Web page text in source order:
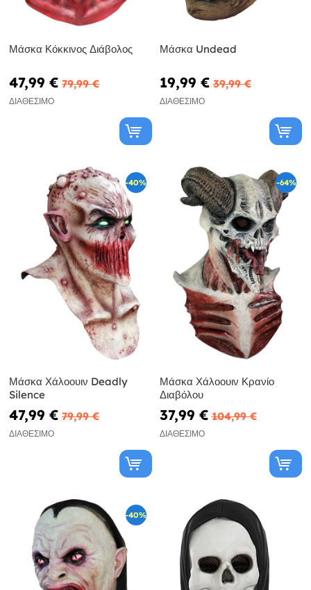
Μάσκα Κόκκινος Διάβολος
47,99 € 79,99 €
ΔΙΑΘΈΣΙΜΟ
Μάσκα Undead
19,99 € 39,99 €
ΔΙΑΘΈΣΙΜΟ
-40%
Μάσκα Χάλοουιν Deadly
Silence
47,99 € 79,99 €
ΔΙΑΘΈΣΙΜΟ
-64%
Μάσκα Χάλοουιν Κρανίο
Διαβόλου
37,99 € 104,99 €
ΔΙΑΘΈΣΙΜΟ
-40%